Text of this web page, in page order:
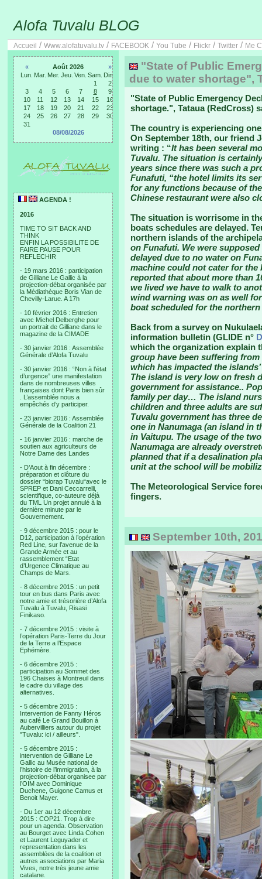
Alofa Tuvalu BLOG
Accueil / Www.alofatuvalu.tv / FACEBOOK / You Tube / Flickr / Twitter / Me
« Août 2026
»
Lun. Mar. Mer. Jeu. Ven. Sam. Dim.
1
2
3
4 5 6 7 8
9
10
11 12 13 14 15
16
17
18 19 20 21 22
23
24
25 26 27 28 29
30
31
08/08/2026
AGENDA !
2016
TIME TO SIT BACK AND
THINK
ENFIN LA POSSIBILITE DE
FAIRE PAUSE POUR
REFLECHIR
- 19 mars 2016 : participation
de Gilliane Le Gallic à la
projection-débat organisée par
la Médiathèque Boris Vian de
Chevilly-Larue. A 17h
- 10 février 2016 : Entretien
avec Michel Delberghe pour
un portrait de Gilliane dans le
magazine de la CIMADE
- 30 janvier 2016 : Assemblée
Générale d’Alofa Tuvalu
- 30 janvier 2016 : “Non à l’état
d’urgence” une manifestation
dans de nombreuses villes
françaises dont Paris bien sûr
. L’assemblée nous a
empêchés d’y participer.
- 23 janvier 2016 : Assemblée
Générale de la Coalition 21
- 16 janvier 2016 : marche de
soutien aux agriculteurs de
Notre Dame des Landes
- D’Aout à fin décembre :
préparation et clôture du
dossier “biorap Tuvalu“avec le
SPREP et Dani Ceccarrelli,
scientifique, co-auteure déjà
du TML Un projet annulé à la
dernière minute par le
Gouvernement.
- 9 décembre 2015 : pour le
D12, participation à l’opération
Red Line, sur l’avenue de la
Grande Armée et au
rassemblement “Etat
d’Urgence Climatique au
Champs de Mars.
- 8 décembre 2015 : un petit
tour en bus dans Paris avec
notre amie et trésorière d’Alofa
Tuvalu à Tuvalu, Risasi
Finikaso.
- 7 décembre 2015 : visite à
l’opération Paris-Terre du Jour
de la Terre a l’Espace
Ephémère.
- 6 décembre 2015 :
participation au Sommet des
196 Chaises à Montreuil dans
le cadre du village des
alternatives.
- 5 décembre 2015 :
Intervention de Fanny Héros
au café Le Grand Bouillon à
Aubervilliers autour du projet
"Tuvalu: ici / ailleurs".
- 5 décembre 2015 :
intervention de Gilliane Le
Gallic au Musée national de
l’histoire de l’immigration, à la
projection-débat organisee par
l’OIM avec Dominique
Duchene, Guigone Camus et
Benoit Mayer.
- Du 1er au 12 décembre
2015 : COP21. Trop à dire
pour un agenda. Observation
au Bourget avec Linda Cohen
et Laurent Leguyader et
representation dans les
assemblées de la coalition et
autres associations par Maria
Vives, notre très jeune amie
catalane.
"State of Public
due to water shortage",
"State of Public Emergency
shortage.", Tataua (RedCross)
The country is experiencing
On September 18th, our friend
writing : “It has been several
Tuvalu. The situation is
years since there was such a
Funafuti, “the hotel limits its
for any functions because of
Chinese restaurant were also
The situation is worrisome in
boats schedules are delayed.
northern islands of the
on Funafuti. We were
delayed due to no water on
machine could not cater for the
reported that about more than
we lived we have to walk to
wind warning was on as well
boat scheduled for the
Back from a survey on
information bulletin (GLIDE n°
which the organization explain
group have been suffering
which has impacted the
The island is very low on fresh
government for assistance..
family per day… The island
children and three adults are
Tuvalu government has three
one in Nanumaga (an island in
in Vaitupu. The usage of the
Nanumaga are already
planned that if a desalination
unit at the school will be
The Meteorological Service
fingers.
September 10th,